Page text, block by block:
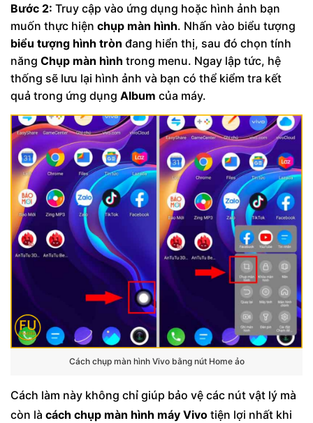
Bước 2: Truy cập vào ứng dụng hoặc hình ảnh bạn
muốn thực hiện chụp màn hình. Nhấn vào biểu tượng
biểu tượng hình tròn đang hiển thị, sau đó chọn tính
năng Chụp màn hình trong menu. Ngay lập tức, hệ
thống sẽ lưu lại hình ảnh và bạn có thể kiểm tra kết
quả trong ứng dụng Album của máy.
Cách chụp màn hình Vivo bằng nút Home ảo
Cách làm này không chỉ giúp bảo vệ các nút vật lý mà
còn là cách chụp màn hình máy Vivo tiện lợi nhất khi